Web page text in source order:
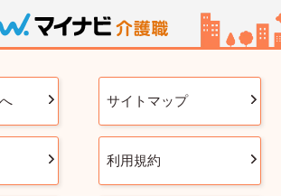
サイトマップ
利用規約